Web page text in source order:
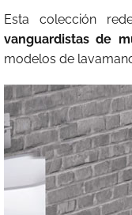
Esta colección
vanguardistas de
modelos de